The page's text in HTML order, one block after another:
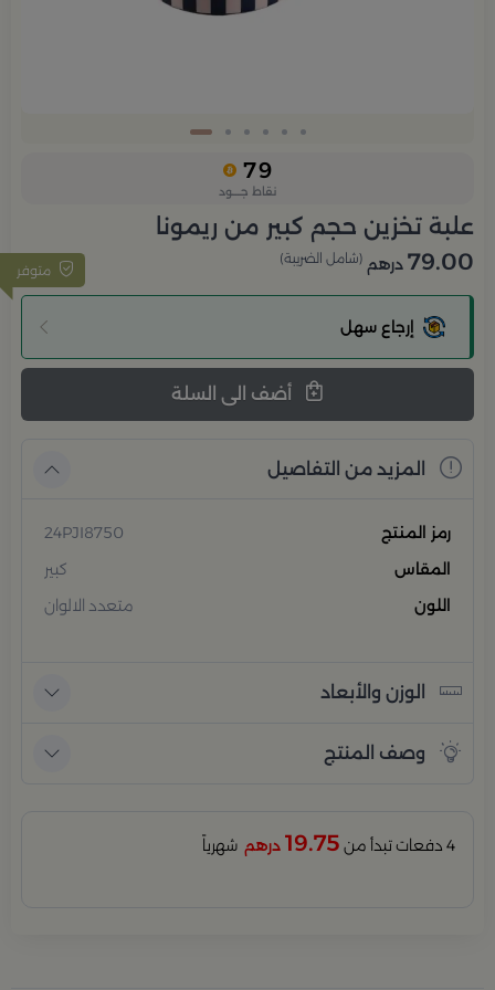
79
نقاط جــــود
علبة تخزين حجم كبير من ريمونا
متوفر 79.00 درهم (شامل الضريبة)
إرجاع سهل
المزيد من التفاصيل
رمز المنتج
24PJI8750
المقاس
كبير
اللون
متعدد الالوان
الوزن والأبعاد
وصف المنتج
4 دفعات تبدأ من 19.75 درهم شهرياً